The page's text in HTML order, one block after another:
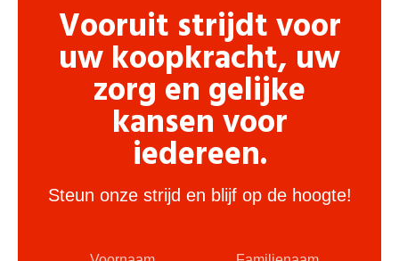
Vooruit strijdt voor
uw koopkracht, uw
zorg en gelijke
kansen voor
iedereen.
Steun onze strijd en blijf op de hoogte!